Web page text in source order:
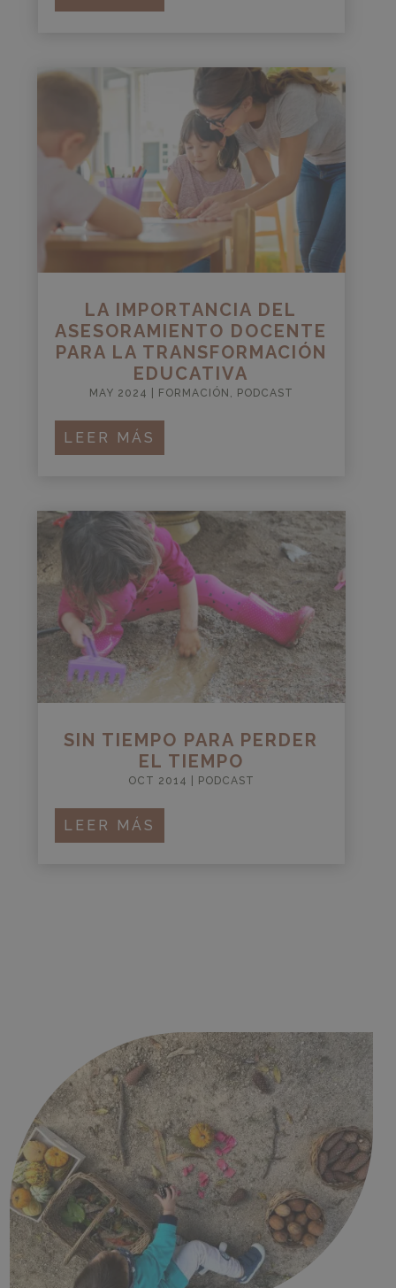
LA IMPORTANCIA DEL
ASESORAMIENTO DOCENTE
PARA LA TRANSFORMACIÓN
EDUCATIVA
MAY 2024 FORMACIÓN , PODCAST
LEER MÁS
SIN TIEMPO PARA PERDER
EL TIEMPO
OCT 2014 PODCAST
LEER MÁS